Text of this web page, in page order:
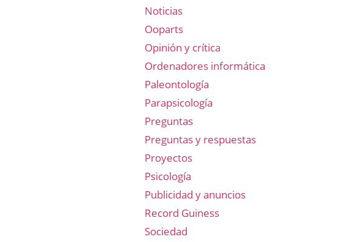
Noticias
Ooparts
Opinión y crítica
Ordenadores informática
Paleontología
Parapsicología
Preguntas
Preguntas y respuestas
Proyectos
Psicología
Publicidad y anuncios
Record Guiness
Sociedad